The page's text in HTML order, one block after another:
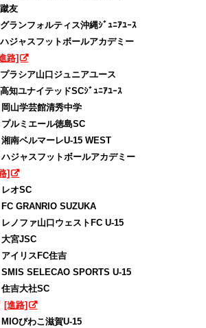
友
ンフォルティス沖縄ｼﾞｭﾆｱﾕｰｽ
ャスフットボールアカデミー
路]
ラシア山口ジュニアユース
ユナイテッドSCｼﾞｭﾆｱﾕｰｽ
山学芸館清秀中学
ルミエール徳島SC
南ベルマーレU-15 WEST
ジャスフットボールアカデミー
]
オSC
GRANRIO SUZUKA
ノファ山口ウェストFC U-15
宮JSC
リスFC住吉
SELECAO SPORTS U-15
吉大社SC
[進路]
びわこ滋賀U-15